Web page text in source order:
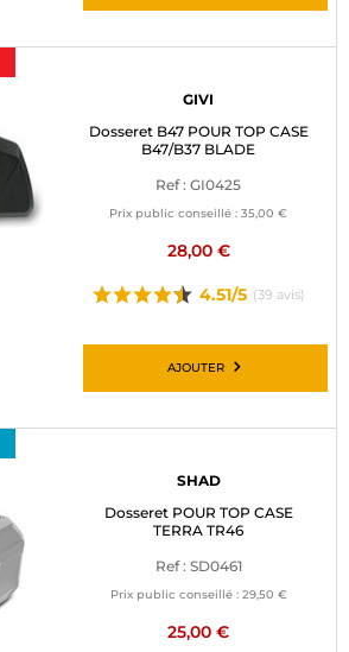
GIVI
Dosseret B47 POUR TOP CASE
B47/B37 BLADE
Ref : GI0425
Prix public conseillé : 35,00 €
28,00 €
4.51/5 (39 avis)
AJOUTER
SHAD
Dosseret POUR TOP CASE
TERRA TR46
Ref : SD0461
Prix public conseillé : 29,50 €
25,00 €